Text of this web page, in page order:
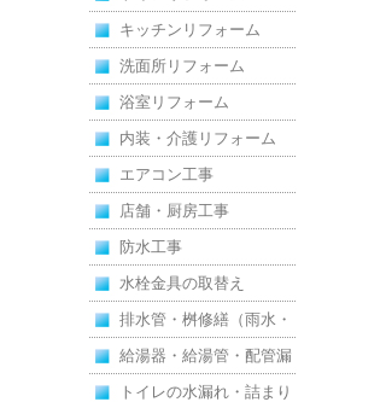
キッチンリフォーム
洗面所リフォーム
浴室リフォーム
内装・介護リフォーム
エアコン工事
店舗・厨房工事
防水工事
水栓金具の取替え
排水管・桝修繕（雨水・
汚水）
給湯器・給湯管・配管漏
れ
トイレの水漏れ・詰まり